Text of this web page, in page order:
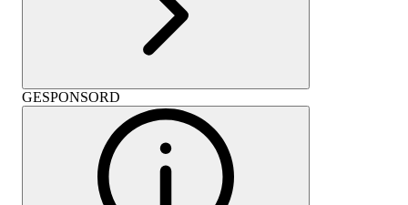
GESPONSORD